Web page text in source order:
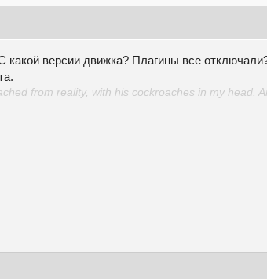
какой версии движка? Плагины все
from reality, with his cockroaches in my head.